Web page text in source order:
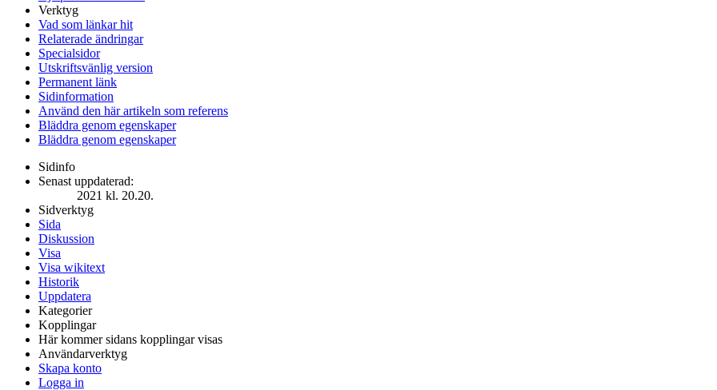
Verktyg
Vad som länkar hit
Relaterade ändringar
Specialsidor
Utskriftsvänlig version
Permanent länk
Sidinformation
Använd den här artikeln som referens
Bläddra genom egenskaper
Bläddra genom egenskaper
Sidinfo
Senast uppdaterad:
2021 kl. 20.20.
Sidverktyg
Sida
Diskussion
Visa
Visa wikitext
Historik
Uppdatera
Kategorier
Kopplingar
Här kommer sidans kopplingar visas
Användarverktyg
Skapa konto
Logga in